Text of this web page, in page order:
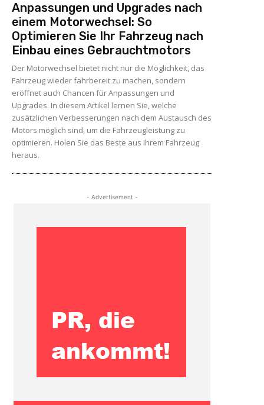
Anpassungen und Upgrades nach
einem Motorwechsel: So
Optimieren Sie Ihr Fahrzeug nach
Einbau eines Gebrauchtmotors
Der Motorwechsel bietet nicht nur die Möglichkeit, das
Fahrzeug wieder fahrbereit zu machen, sondern
eröffnet auch Chancen für Anpassungen und
Upgrades. In diesem Artikel lernen Sie, welche
zusätzlichen Verbesserungen nach dem Austausch des
Motors möglich sind, um die Fahrzeugleistung zu
optimieren. Holen Sie das Beste aus Ihrem Fahrzeug
heraus.
- Advertisement -